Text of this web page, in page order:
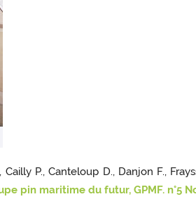
P., Canteloup D., Danjon F.,
pin maritime du futur, GPMF. n°5